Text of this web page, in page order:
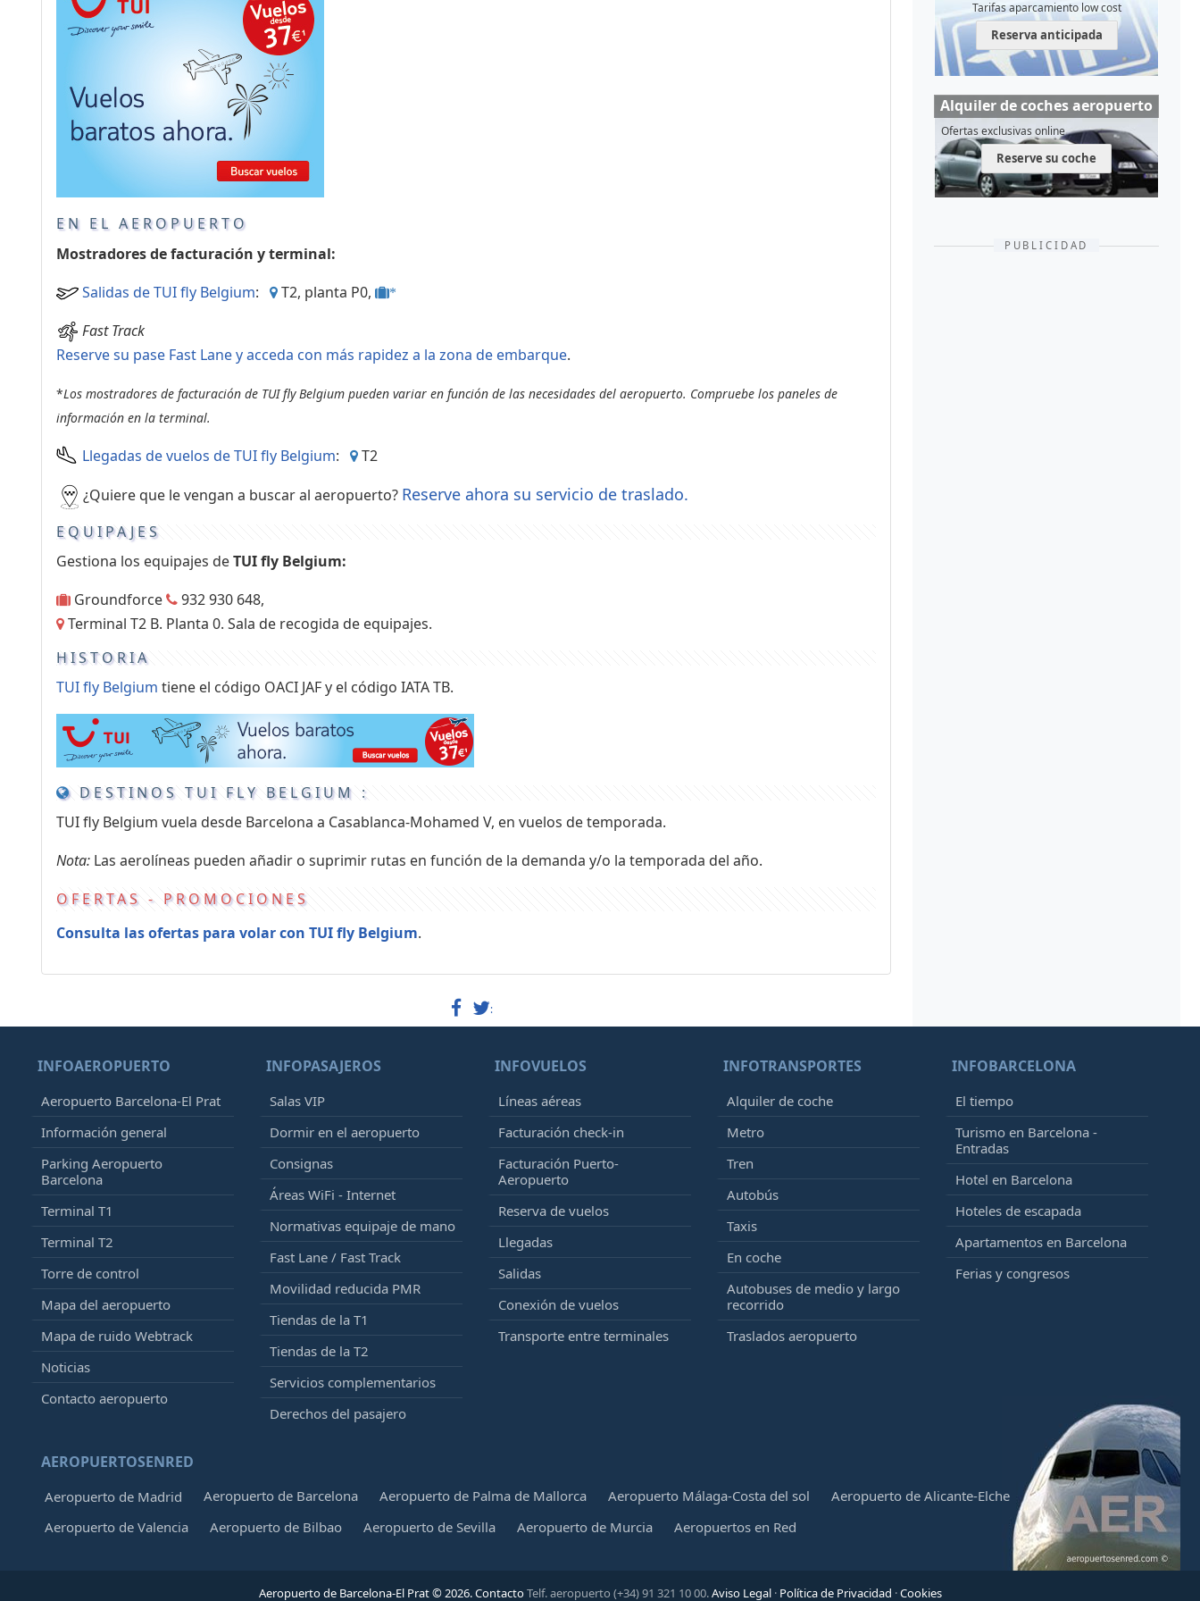
EN EL AEROPUERTO
Mostradores de facturación y terminal:
Salidas de TUI fly Belgium: T2, planta P0, *
Fast Track
Reserve su pase Fast Lane y acceda con más rapidez a la zona de embarque.
*Los mostradores de facturación de TUI fly Belgium pueden variar en función de las necesidades del aeropuerto. Compruebe los paneles de
información en la terminal.
Llegadas de vuelos de TUI fly Belgium: T2
¿Quiere que le vengan a buscar al aeropuerto? Reserve ahora su servicio de traslado.
EQUIPAJES
Gestiona los equipajes deTUI fly Belgium:
Groundforce
932 930 648,
Terminal T2 B. Planta 0. Sala de recogida de equipajes.
HISTORIA
TUI fly Belgium tiene el código OACI JAF y el código IATA TB.
DESTINOS TUI FLY BELGIUM :
TUI fly Belgium vuela desde Barcelona a Casablanca-Mohamed V, en vuelos de temporada.
Nota: Las aerolíneas pueden añadir o suprimir rutas en función de la demanda y/o la temporada del año.
OFERTAS - PROMOCIONES
Consulta las ofertas para volar con TUI fly Belgium.
:
Tarifas aparcamiento low cost
Reserva anticipada
Alquiler de coches aeropuerto
Ofertas exclusivas online
Reserve su coche
PUBLICIDAD
INFOAEROPUERTO
Aeropuerto Barcelona-El Prat
Información general
Parking Aeropuerto
Barcelona
Terminal T1
Terminal T2
Torre de control
Mapa del aeropuerto
Mapa de ruido Webtrack
Noticias
Contacto aeropuerto
INFOPASAJEROS
Salas VIP
Dormir en el aeropuerto
Consignas
Áreas WiFi - Internet
Normativas equipaje de mano
Fast Lane / Fast Track
Movilidad reducida PMR
Tiendas de la T1
Tiendas de la T2
Servicios complementarios
Derechos del pasajero
INFOVUELOS
Líneas aéreas
Facturación check-in
Facturación Puerto-
Aeropuerto
Reserva de vuelos
Llegadas
Salidas
Conexión de vuelos
Transporte entre terminales
INFOTRANSPORTES
Alquiler de coche
Metro
Tren
Autobús
Taxis
En coche
Autobuses de medio y largo
recorrido
Traslados aeropuerto
INFOBARCELONA
El tiempo
Turismo en Barcelona -
Entradas
Hotel en Barcelona
Hoteles de escapada
Apartamentos en Barcelona
Ferias y congresos
AEROPUERTOSENRED
Aeropuerto de Madrid Aeropuerto de Barcelona Aeropuerto de Palma de Mallorca Aeropuerto Málaga-Costa del sol
Aeropuerto de Alicante-Elche
Aeropuerto de Valencia
Aeropuerto de Bilbao Aeropuerto de Sevilla Aeropuerto de Murcia Aeropuertos en Red
Aeropuerto de Barcelona-El Prat © 2026.ContactoTelf. aeropuerto (+34) 91 321 10 00.Aviso Legal· Política de Privacidad ·Cookies
Consignas
Servicios
complementarios